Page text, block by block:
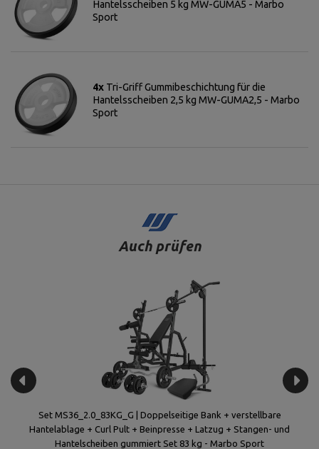
Hantelsscheiben 5 kg MW-GUMA5 - Marbo
Sport
4x Tri-Griff Gummibeschichtung für die
Hantelsscheiben 2,5 kg MW-GUMA2,5 - Marbo
Sport
Auch prüfen
Set MS36_2.0_83KG_G | Doppelseitige Bank + verstellbare
Hantelablage + Curl Pult + Beinpresse + Latzug + Stangen- und
Hantelscheiben gummiert Set 83 kg - Marbo Sport